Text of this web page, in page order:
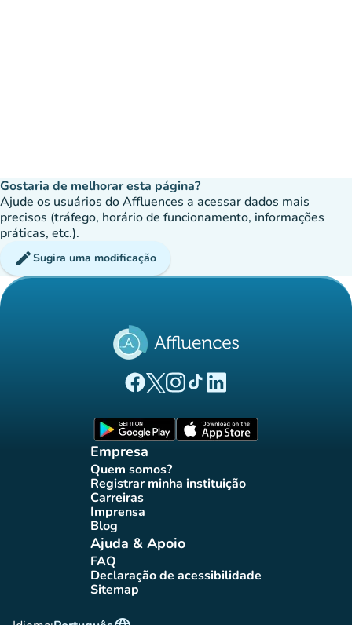
Gostaria de melhorar esta página?
Ajude os usuários do Affluences a acessar dados mais
precisos (tráfego, horário de funcionamento, informações
práticas, etc.).
editSugira uma modificação
(novo separador)
(novo separador)
(novo separador)
(novo separador)
(novo separador)
Empresa
Quem somos?(novo separador)
Registrar minha instituição
(novo separador)
Carreiras(novo separador)
Imprensa(novo separador)
Blog(novo separador)
Ajuda & Apoio
FAQ(novo separador)
Declaração de acessibilidade
(novo separador)
Sitemap(novo separador)